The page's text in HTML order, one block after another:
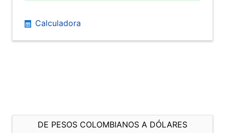
Calculadora
DE PESOS COLOMBIANOS A DÓLARES